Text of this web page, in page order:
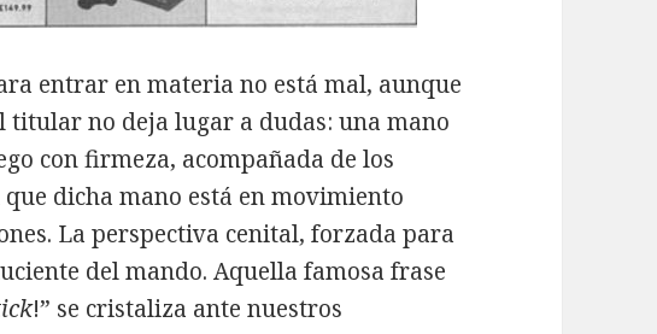
entrar en materia no está mal, aunque
titular no deja lugar a dudas: una mano
con firmeza, acompañada de los
dicha mano está en movimiento
La perspectiva cenital, forzada para
del mando. Aquella famosa frase
!” se cristaliza ante nuestros